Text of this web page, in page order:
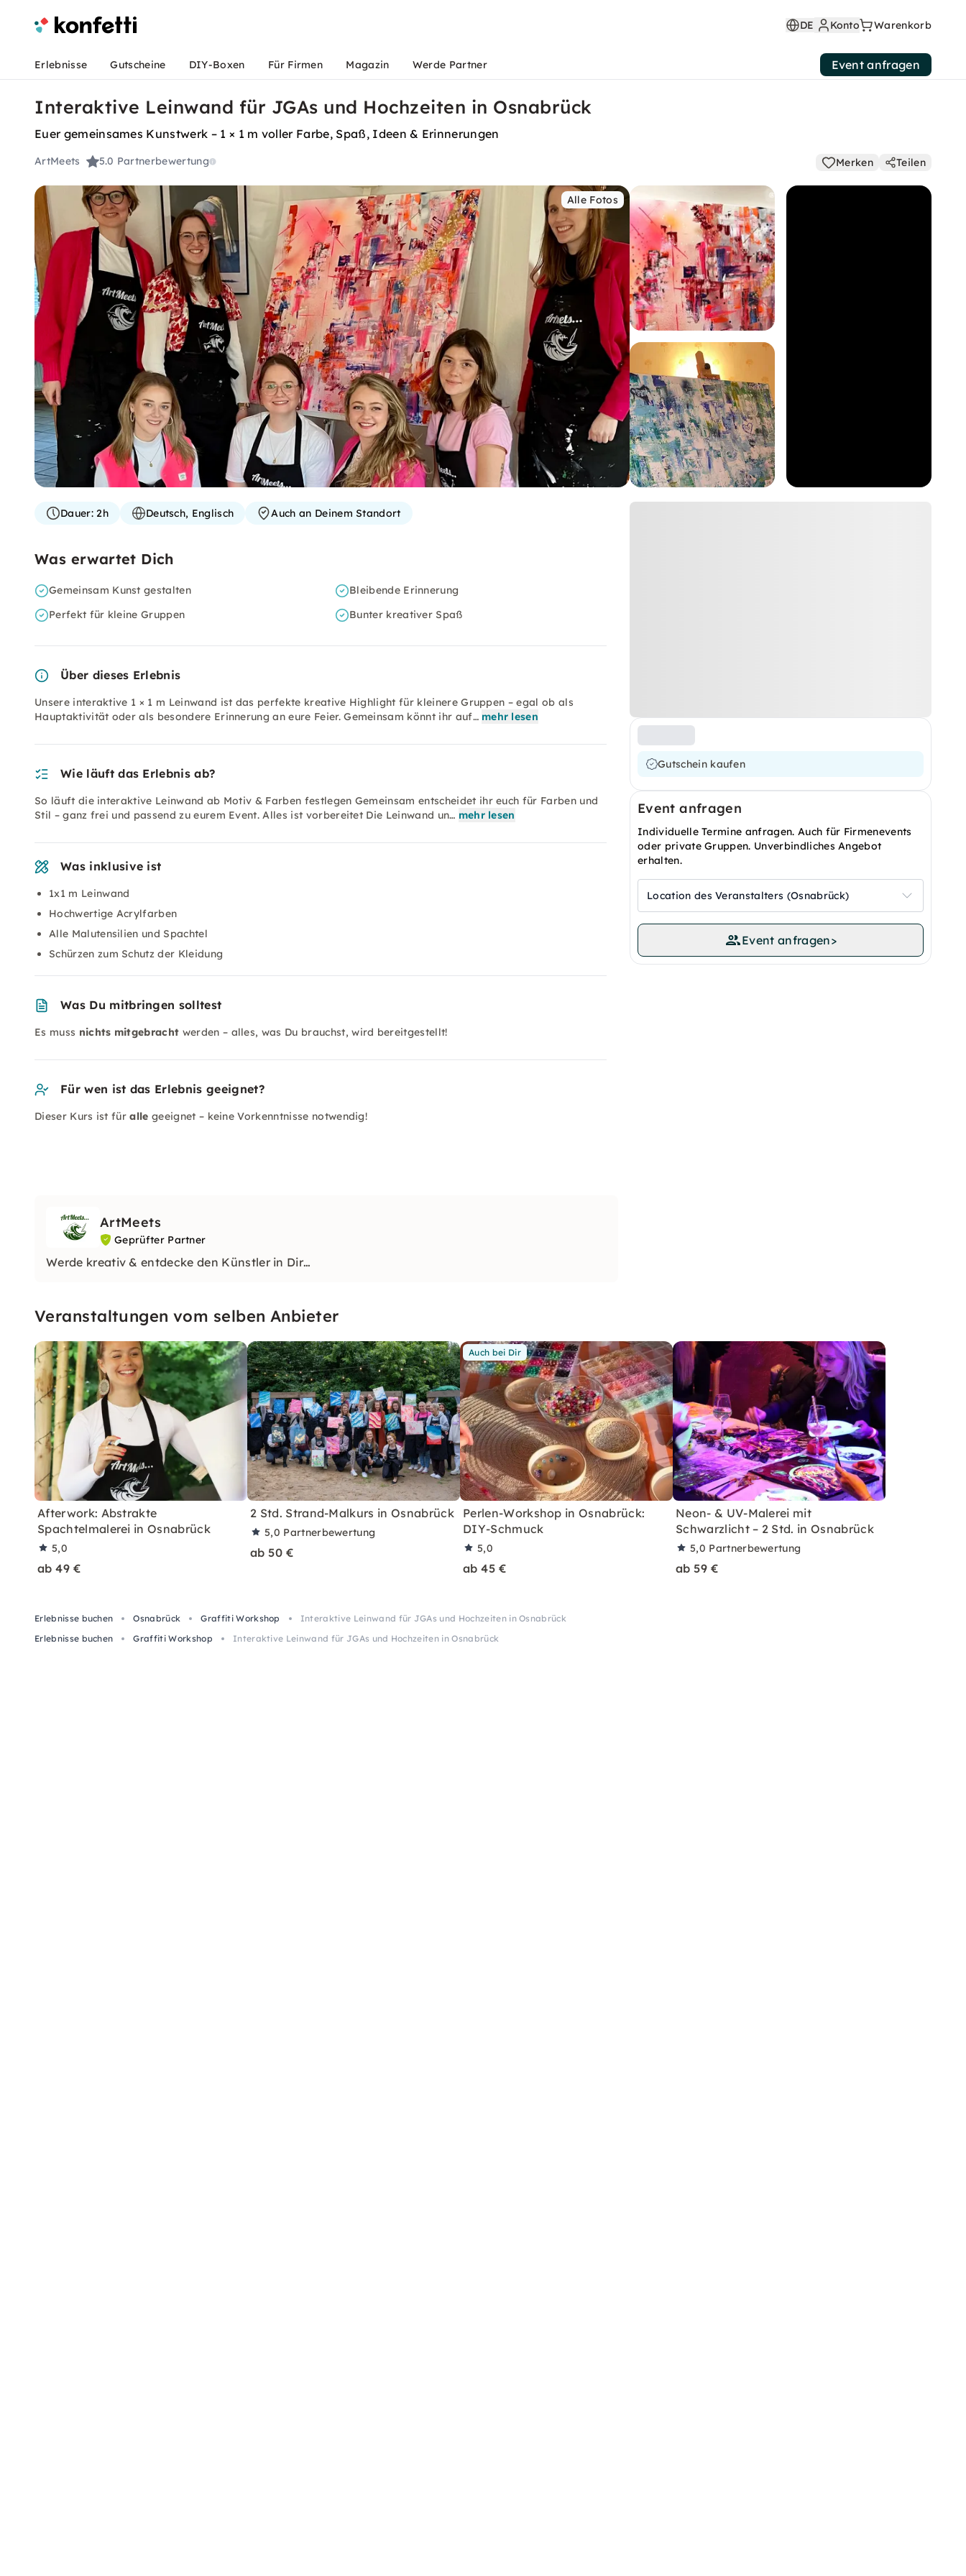
DE Konto Warenkorb
Erlebnisse Gutscheine DIY-Boxen Für Firmen Magazin Werde Partner Event anfragen
Interaktive Leinwand für JGAs und Hochzeiten in Osnabrück
Euer gemeinsames Kunstwerk – 1 × 1 m voller Farbe, Spaß, Ideen & Erinnerungen
ArtMeets 5.0 Partnerbewertung Merken Teilen
Alle Fotos
Gutschein kaufen
Event anfragen
Individuelle Termine anfragen. Auch für Firmenevents
oder private Gruppen. Unverbindliches Angebot
erhalten.
Location des Veranstalters (Osnabrück)
Event anfragen>
Dauer:2h Deutsch, Englisch Auch an Deinem Standort
Was erwartet Dich
Gemeinsam Kunst gestalten
Bleibende Erinnerung
Perfekt für kleine Gruppen
Bunter kreativer Spaß
Über dieses Erlebnis
Unsere interaktive 1 × 1 m Leinwand ist das perfekte kreative Highlight für kleinere Gruppen – egal ob als
Hauptaktivität oder als besondere Erinnerung an eure Feier. Gemeinsam könnt ihr auf… mehr lesen
Wie läuft das Erlebnis ab?
So läuft die interaktive Leinwand ab Motiv & Farben festlegen Gemeinsam entscheidet ihr euch für Farben und
Stil – ganz frei und passend zu eurem Event. Alles ist vorbereitet Die Leinwand un… mehr lesen
Was inklusive ist
1x1 m Leinwand
Hochwertige Acrylfarben
Alle Malutensilien und Spachtel
Schürzen zum Schutz der Kleidung
Was Du mitbringen solltest
Es muss nichts mitgebracht werden – alles, was Du brauchst, wird bereitgestellt!
Für wen ist das Erlebnis geeignet?
Dieser Kurs ist füralle geeignet – keine Vorkenntnisse notwendig!
ArtMeets
Geprüfter Partner
Werde kreativ & entdecke den Künstler in Dir…
Veranstaltungen vom selben Anbieter
Afterwork: Abstrakte
Spachtelmalerei in Osnabrück
5,0
ab 49 €
2 Std. Strand-Malkurs in Osnabrück
5,0 Partnerbewertung
ab 50 €
Auch bei Dir
Perlen-Workshop in Osnabrück:
DIY-Schmuck
5,0
ab 45 €
Neon- & UV-Malerei mit
Schwarzlicht – 2 Std. in Osnabrück
5,0 Partnerbewertung
ab 59 €
Erlebnisse buchen Osnabrück Graffiti Workshop
Interaktive Leinwand für JGAs und Hochzeiten in Osnabrück
Erlebnisse buchen
Graffiti Workshop Interaktive Leinwand für JGAs und Hochzeiten in Osnabrück